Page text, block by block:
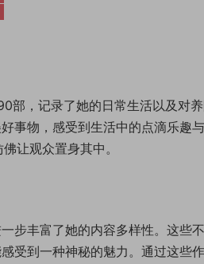
部，记录了她的日常生活以及对
事物，感受到生活中的点滴乐趣
让观众置身其中。
步丰富了她的内容多样性。这些
受到一种神秘的魅力。通过这些